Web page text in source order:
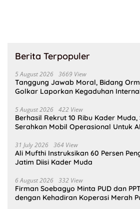
Berita Terpopuler
5 August 2026 3669 View
Tanggung Jawab Moral, Bidang
Golkar Laporkan Kegaduhan
5 August 2026 422 View
Berhasil Rekrut 10 Ribu Kader
Serahkan Mobil Operasional Untuk
31 July 2026 364 View
Ali Mufthi Instruksikan 60 Persen
Jatim Diisi Kader Muda
6 August 2026 332 View
Firman Soebagyo Minta PUD dan
dengan Kehadiran Koperasi Merah